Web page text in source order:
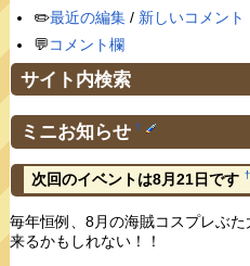
✏️最近の編集/ 新しいコメント
💬コメント欄
サイト内検索
ミニお知らせ †
次回のイベントは8月21日です †
毎年恒例、8月の海賊コスプレぶた
来るかもしれない！！